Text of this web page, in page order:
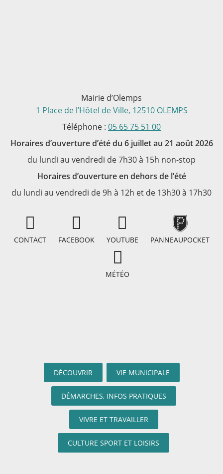
Mairie d’Olemps
1 Place de l’Hôtel de Ville, 12510 OLEMPS
Téléphone : 05 65 75 51 00
Horaires d’ouverture d’été du 6 juillet au 21 août 2026
du lundi au vendredi de 7h30 à 15h non-stop
Horaires d’ouverture en dehors de l’été
du lundi au vendredi de 9h à 12h et de 13h30 à 17h30
CONTACT FACEBOOK YOUTUBE PANNEAUPOCKET
MÉTÉO
DÉCOUVRIR VIE MUNICIPALE
DÉMARCHES, INFOS PRATIQUES
VIVRE ET TRAVAILLER
CULTURE SPORT ET LOISIRS